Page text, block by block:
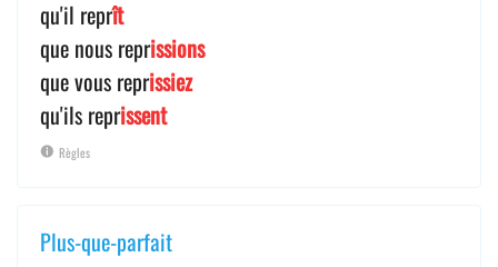
qu'il reprît
que nous reprissions
que vous reprissiez
qu'ils reprissent
Règles
Plus-que-parfait